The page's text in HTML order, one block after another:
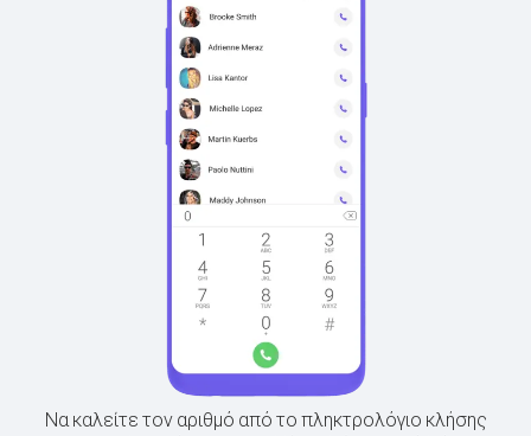
Να καλείτε τον αριθμό από το πληκτρολόγιο κλήσης